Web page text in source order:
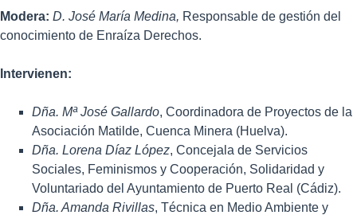
Modera: D. José María Medina, Responsable de gestión del
conocimiento de Enraíza Derechos.
Intervienen:
Dña. Mª José Gallardo, Coordinadora de Proyectos de la
Asociación Matilde, Cuenca Minera (Huelva).
Dña. Lorena Díaz López, Concejala de Servicios
Sociales, Feminismos y Cooperación, Solidaridad y
Voluntariado del Ayuntamiento de Puerto Real (Cádiz).
Dña. Amanda Rivillas, Técnica en Medio Ambiente y